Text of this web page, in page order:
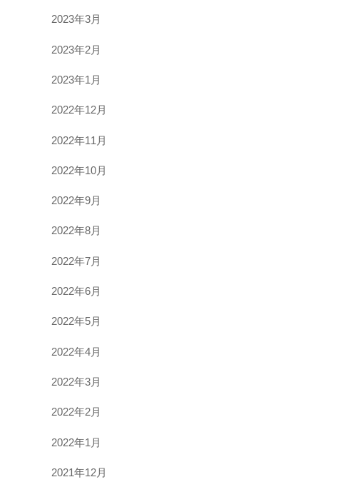
2023年3月
2023年2月
2023年1月
2022年12月
2022年11月
2022年10月
2022年9月
2022年8月
2022年7月
2022年6月
2022年5月
2022年4月
2022年3月
2022年2月
2022年1月
2021年12月